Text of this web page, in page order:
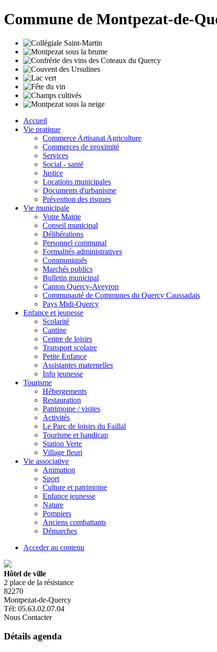
Commune de Montpezat-de-
Accueil
Vie pratique
Commerce Artisanat Agriculture
Commerces de proximité
Services
Social - santé
Justice
Locations municipales
Documents d'urbanisme
Prévention des risques
Vie municipale
Votre Mairie
Conseil municipal
Délibérations
Personnel communal
Formalités administratives
Communiqués
Marchés publics
Bulletin municipal
Canton Quercy-Aveyron
Communauté de Communes du Quercy Caussadais
Pays Midi-Quercy
Enfance et jeunesse
Scolarité
Cantine
Centre de loisirs
Transport scolaire
Petite Enfance
Assistantes maternelles
Info jeunesse
Tourisme
Hébergements
Restauration
Patrimoine / visites
Activités
Le Parc de loisirs du Faillal
Tourisme et handicap
Station Verte
Village fleuri
Vie associative
Animation
Sport
Culture et patrimoine
Enfance jeunesse
Nature
Pompiers
Anciens combattants
Démarches
Acceder au contenu
Hôtel de ville
2 place de la résistance
82270
Montpezat-de-Quercy
Tél: 05.63.02.07.04
Nous Contacter
Détails agenda